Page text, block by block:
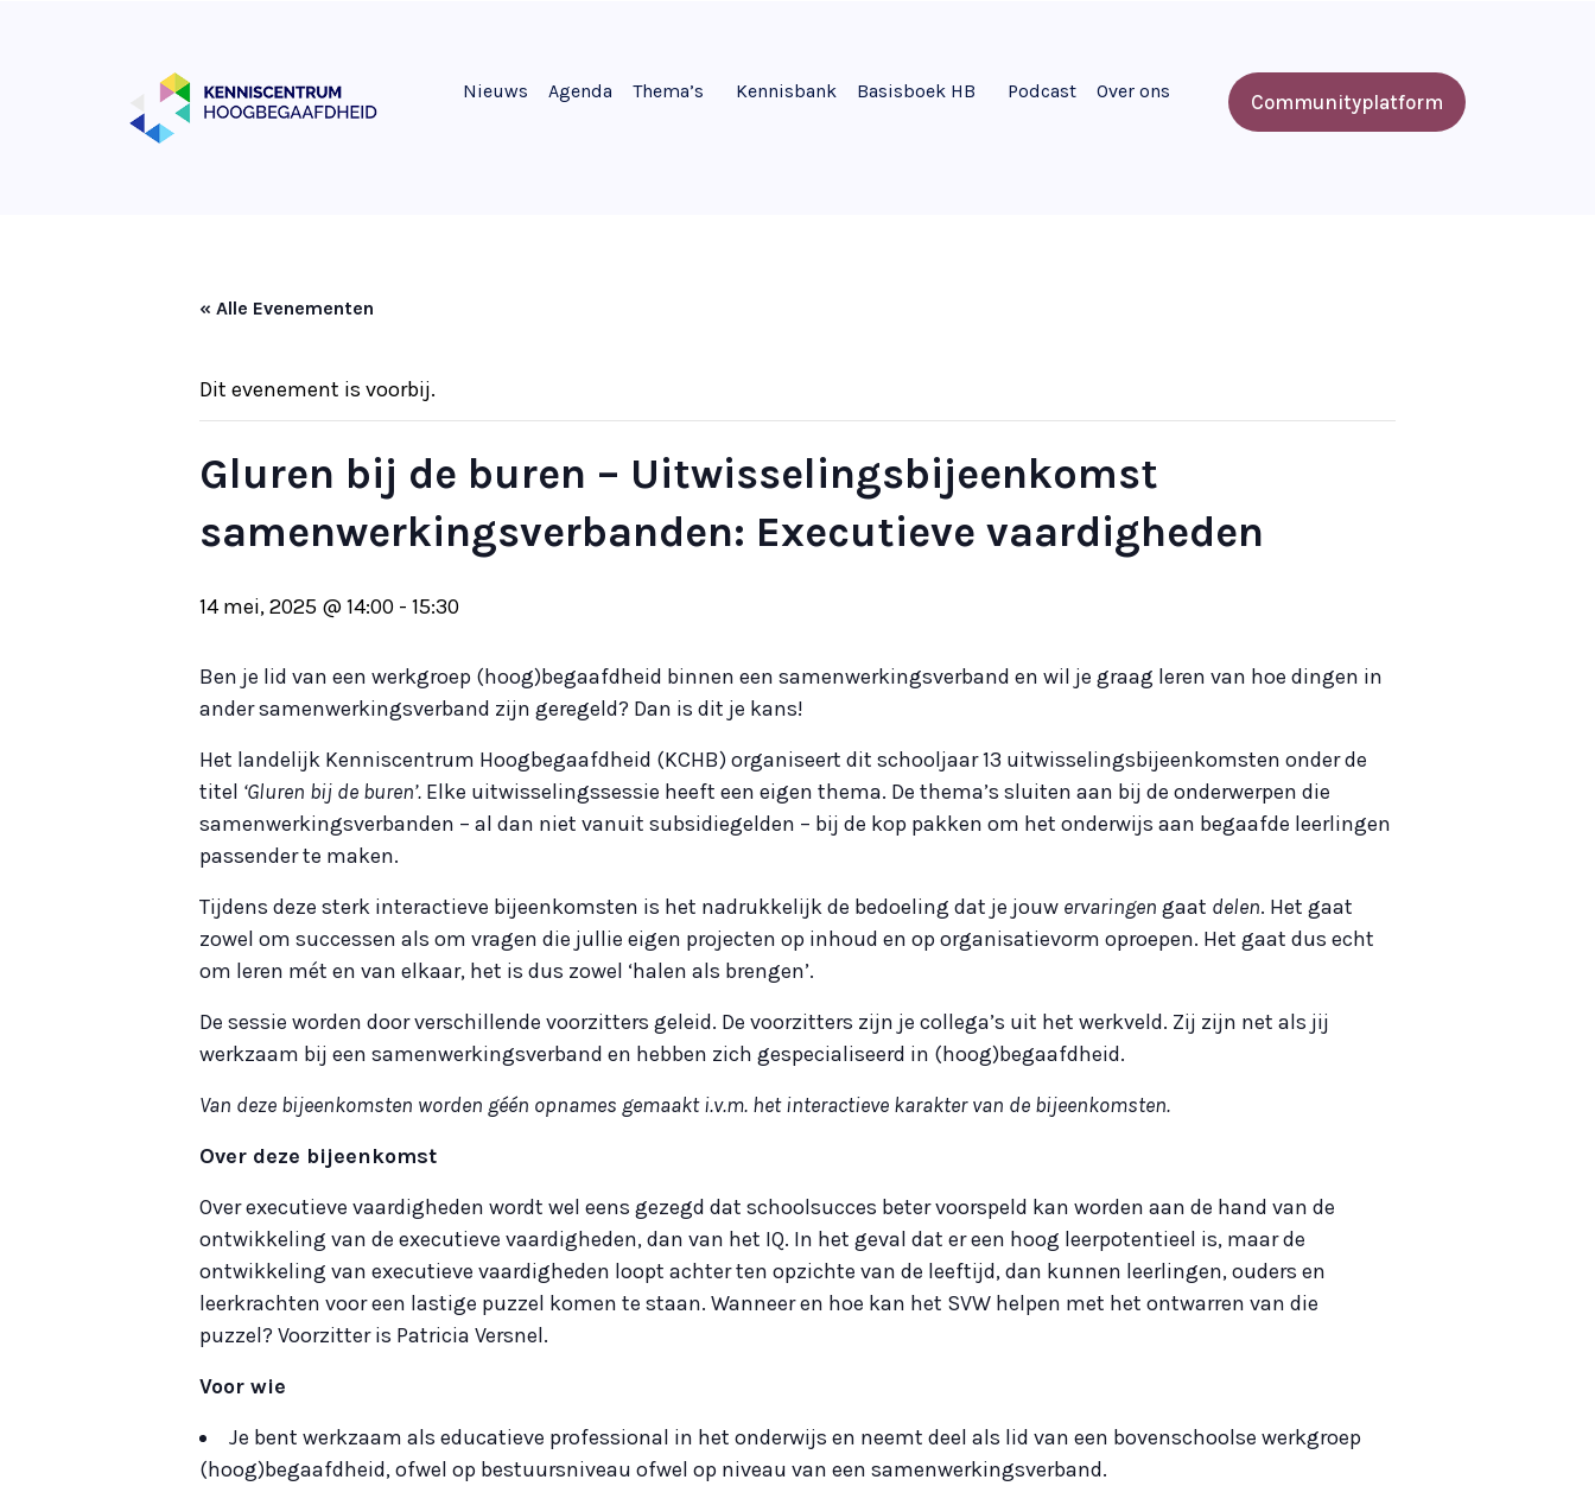
Nieuws Agenda Thema’s Kennisbank Basisboek HB Podcast Over ons Communityplatform
« Alle Evenementen
Dit evenement is voorbij.
Gluren bij de buren – Uitwisselingsbijeenkomst
samenwerkingsverbanden: Executieve vaardigheden
14 mei, 2025 @ 14:00 - 15:30
Ben je lid van een werkgroep (hoog)begaafdheid binnen een samenwerkingsverband en wil je graag leren van hoe dingen in
ander samenwerkingsverband zijn geregeld? Dan is dit je kans!
Het landelijk Kenniscentrum Hoogbegaafdheid (KCHB) organiseert dit schooljaar 13 uitwisselingsbijeenkomsten onder de
titel ‘Gluren bij de buren’. Elke uitwisselingssessie heeft een eigen thema. De thema’s sluiten aan bij de onderwerpen die
samenwerkingsverbanden – al dan niet vanuit subsidiegelden – bij de kop pakken om het onderwijs aan begaafde leerlingen
passender te maken.
Tijdens deze sterk interactieve bijeenkomsten is het nadrukkelijk de bedoeling dat je jouw ervaringen gaat delen. Het gaat
zowel om successen als om vragen die jullie eigen projecten op inhoud en op organisatievorm oproepen. Het gaat dus echt
om leren mét en van elkaar, het is dus zowel ‘halen als brengen’.
De sessie worden door verschillende voorzitters geleid. De voorzitters zijn je collega’s uit het werkveld. Zij zijn net als jij
werkzaam bij een samenwerkingsverband en hebben zich gespecialiseerd in (hoog)begaafdheid.
Van deze bijeenkomsten worden géén opnames gemaakt i.v.m. het interactieve karakter van de bijeenkomsten.
Over deze bijeenkomst
Over executieve vaardigheden wordt wel eens gezegd dat schoolsucces beter voorspeld kan worden aan de hand van de
ontwikkeling van de executieve vaardigheden, dan van het IQ. In het geval dat er een hoog leerpotentieel is, maar de
ontwikkeling van executieve vaardigheden loopt achter ten opzichte van de leeftijd, dan kunnen leerlingen, ouders en
leerkrachten voor een lastige puzzel komen te staan. Wanneer en hoe kan het SVW helpen met het ontwarren van die
puzzel? Voorzitter is Patricia Versnel.
Voor wie
Je bent werkzaam als educatieve professional in het onderwijs en neemt deel als lid van een bovenschoolse werkgroep
(hoog)begaafdheid, ofwel op bestuursniveau ofwel op niveau van een samenwerkingsverband.